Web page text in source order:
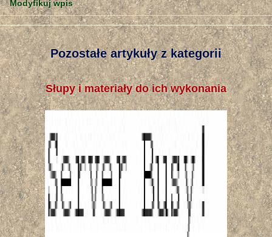
Modyfikuj wpis
Pozostałe artykuły z kategorii
Słupy i materiały do ich wykonania